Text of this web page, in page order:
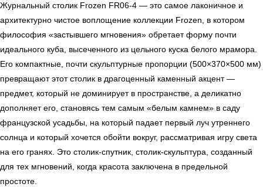
Журнальный столик Frozen FR06-4 — это самое лаконичное и
архитектурно чистое воплощение коллекции Frozen, в котором
философия «застывшего мгновения» обретает форму почти
идеального куба, высеченного из цельного куска белого мрамора.
Его компактные, почти скульптурные пропорции (500×370×500 мм)
превращают этот столик в драгоценный каменный акцент —
предмет, который не доминирует в пространстве, а деликатно
дополняет его, становясь тем самым «белым камнем» в саду
французской усадьбы, на который падает первый луч утреннего
солнца и который хочется обойти вокруг, рассматривая игру света
на его гранях. Это столик-спутник, столик-скульптура, созданный
для тех мгновений, когда красота заключена в предельной
простоте.